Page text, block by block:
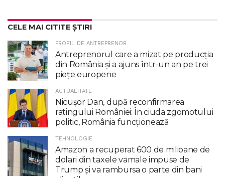
CELE MAI CITITE ȘTIRI
PROFIL DE ANTREPRENOR
Antreprenorul care a mizat pe producția
din România și a ajuns într-un an pe trei
piețe europene
ACTUALITATE
Nicuşor Dan, după reconfirmarea
ratingului României: În ciuda zgomotului
politic, România funcţionează
TEHNOLOGIE
Amazon a recuperat 600 de milioane de
dolari din taxele vamale impuse de
Trump şi va rambursa o parte din bani